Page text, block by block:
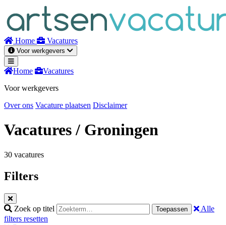
inhoud
Home Vacatures
Voor werkgevers
Home
Vacatures
Voor werkgevers
Over ons Vacature plaatsen Disclaimer
Vacatures/ Groningen
30 vacatures
Filters
Zoek op titel Toepassen
Alle
filters resetten